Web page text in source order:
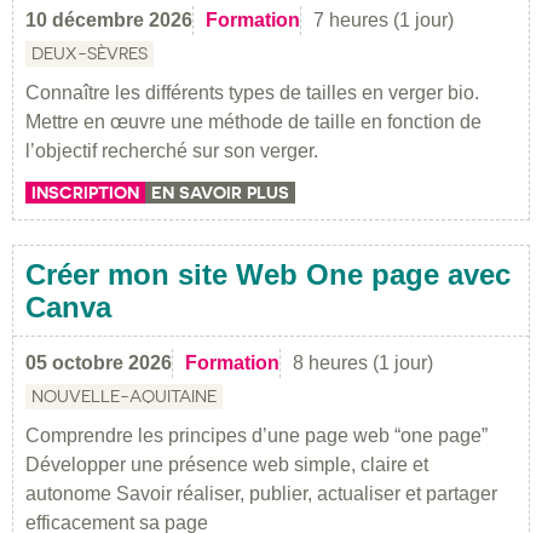
10 décembre 2026 Formation 7 heures (1 jour)
DEUX-SÈVRES
Connaître les différents types de tailles en verger bio.
Mettre en œuvre une méthode de taille en fonction de
l’objectif recherché sur son verger.
INSCRIPTION EN SAVOIR PLUS
Créer mon site Web One page avec
Canva
05 octobre 2026 Formation 8 heures (1 jour)
NOUVELLE-AQUITAINE
Comprendre les principes d’une page web “one page”
Développer une présence web simple, claire et
autonome Savoir réaliser, publier, actualiser et partager
efficacement sa page